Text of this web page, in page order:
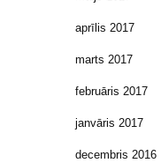
aprīlis 2017
marts 2017
februāris 2017
janvāris 2017
decembris 2016